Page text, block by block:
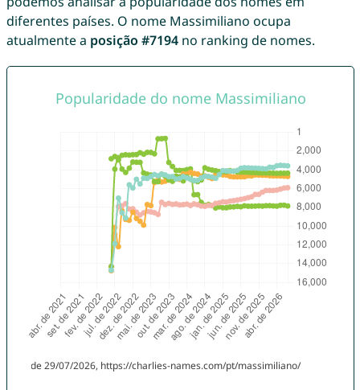
diferentes países. O nome Massimiliano ocupa
atualmente a posição #7194no ranking de nomes.